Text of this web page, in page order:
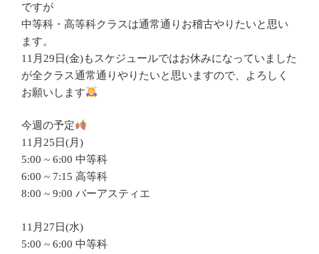
ですが
中等科・高等科クラスは通常通りお稽古やりたいと思い
ます。
11月29日(金)もスケジュールではお休みになっていました
が全クラス通常通りやりたいと思いますので、よろしく
お願いします
今週の予定
11月25日(月)
5:00 ~ 6:00 中等科
6:00 ~ 7:15 高等科
8:00 ~ 9:00 バーアスティエ
11月27日(水)
5:00 ~ 6:00 中等科